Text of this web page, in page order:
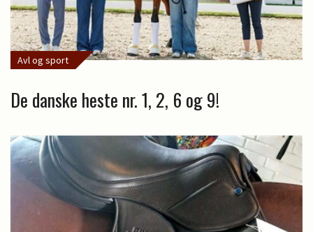
Avl og sport
De danske heste nr. 1, 2, 6 og 9!